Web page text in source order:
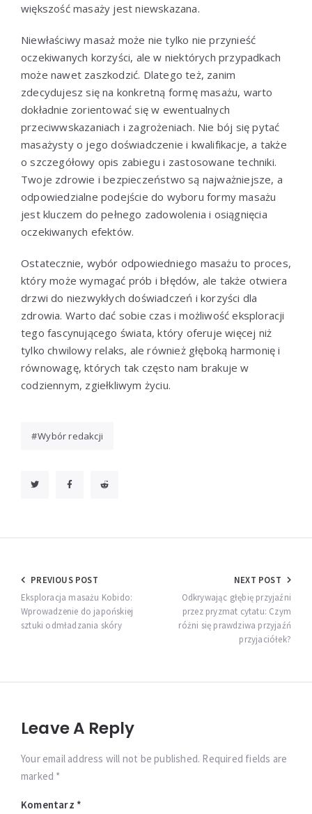
większość masaży jest niewskazana.
Niewłaściwy masaż może nie tylko nie przynieść
oczekiwanych korzyści, ale w niektórych przypadkach
może nawet zaszkodzić. Dlatego też, zanim
zdecydujesz się na konkretną formę masażu, warto
dokładnie zorientować się w ewentualnych
przeciwwskazaniach i zagrożeniach. Nie bój się pytać
masażysty o jego doświadczenie i kwalifikacje, a także
o szczegółowy opis zabiegu i zastosowane techniki.
Twoje zdrowie i bezpieczeństwo są najważniejsze, a
odpowiedzialne podejście do wyboru formy masażu
jest kluczem do pełnego zadowolenia i osiągnięcia
oczekiwanych efektów.
Ostatecznie, wybór odpowiedniego masażu to proces,
który może wymagać prób i błędów, ale także otwiera
drzwi do niezwykłych doświadczeń i korzyści dla
zdrowia. Warto dać sobie czas i możliwość eksploracji
tego fascynującego świata, który oferuje więcej niż
tylko chwilowy relaks, ale również głęboką harmonię i
równowagę, których tak często nam brakuje w
codziennym, zgiełkliwym życiu.
Wybór redakcji
Nawigacja
wpisu
PREVIOUS POST
Eksploracja masażu Kobido:
Wprowadzenie do japońskiej
sztuki odmładzania skóry
NEXT POST
Odkrywając głębię przyjaźni
przez pryzmat cytatu: Czym
różni się prawdziwa przyjaźń
przyjaciółek?
Leave A Reply
Your email address will not be published. Required fields are
marked *
Komentarz *